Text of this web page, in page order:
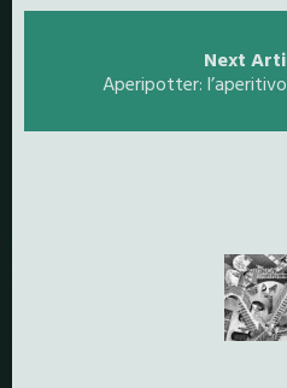
Next
Aperipotter: